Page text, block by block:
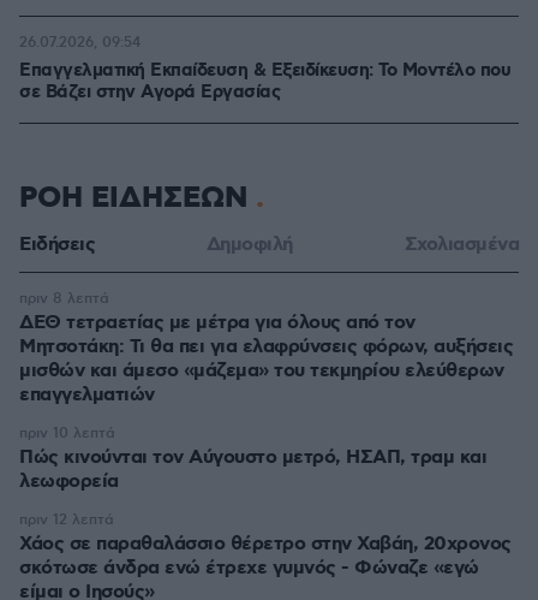
Επαγγελματική Εκπαίδευση & Εξειδίκευση: Το Mοντέλο που
σε Bάζει στην Aγορά Eργασίας
26.07.2026, 09:54
ΡΟΗ ΕΙΔΗΣΕΩΝ
Ειδήσεις Δημοφιλή Σχολιασμένα
ΔΕΘ τετραετίας με μέτρα για όλους από τον
Μητσοτάκη: Τι θα πει για ελαφρύνσεις φόρων, αυξήσεις
μισθών και άμεσο «μάζεμα» του τεκμηρίου ελεύθερων
επαγγελματιών
πριν 8 λεπτά
Πώς κινούνται τον Αύγουστο μετρό, ΗΣΑΠ, τραμ και
λεωφορεία
πριν 10 λεπτά
Χάος σε παραθαλάσσιο θέρετρο στην Χαβάη, 20χρονος
σκότωσε άνδρα ενώ έτρεχε γυμνός - Φώναζε «εγώ
είμαι ο Ιησούς»
πριν 12 λεπτά